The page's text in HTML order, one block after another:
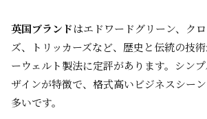
英国ブランドはエドワードグリーン、ク
ズ、トリッカーズなど、歴史と伝統の技
ーウェルト製法に定評があります。シン
ザインが特徴で、格式高いビジネスシー
多いです。